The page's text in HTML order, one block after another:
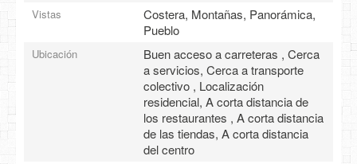
Vistas
Costera, Montañas, Panorámica,
Pueblo
Ubicación
Buen acceso a carreteras , Cerca
a servicios, Cerca a transporte
colectivo , Localización
residencial, A corta distancia de
los restaurantes , A corta distancia
de las tiendas, A corta distancia
del centro